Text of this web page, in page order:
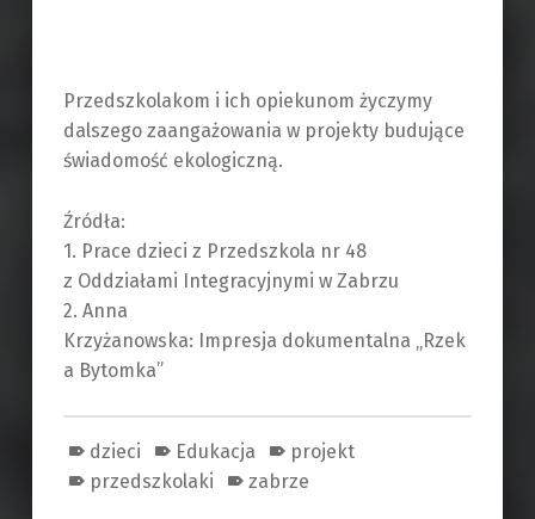
Przedszkolakom i ich opiekunom życzymy
dalszego zaangażowania w projekty budujące
świadomość ekologiczną.
Źródła:
1. Prace dzieci z Przedszkola nr 48
z Oddziałami Integracyjnymi w Zabrzu
2. Anna
Krzyżanowska: Impresja dokumentalna „Rzek
a Bytomka”
dzieci Edukacja
projekt
przedszkolaki
zabrze